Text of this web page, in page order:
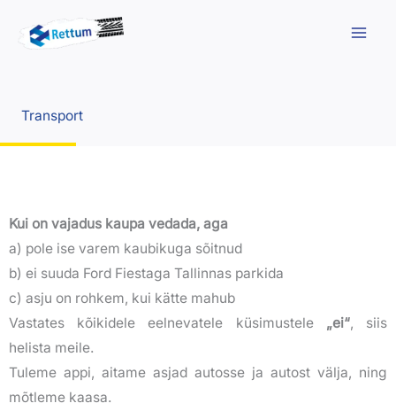
Transport
Kui on vajadus kaupa vedada, aga
a) pole ise varem kaubikuga sõitnud
b) ei suuda Ford Fiestaga Tallinnas parkida
c) asju on rohkem, kui kätte mahub
Vastates kõikidele eelnevatele küsimustele „ei“, siis
helista meile.
Tuleme appi, aitame asjad autosse ja autost välja, ning
mõtleme kaasa.